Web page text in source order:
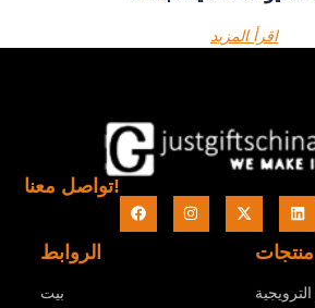
اقرأ المزيد
الروابط
بيت
منتجات
تواصل معنا!